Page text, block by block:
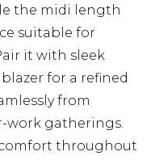
the midi length
suitable for
it with sleek
for a refined
from
work gatherings.
throughout